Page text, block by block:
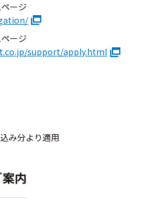
ージ
ージ
support/apply.html
み分より適用
内